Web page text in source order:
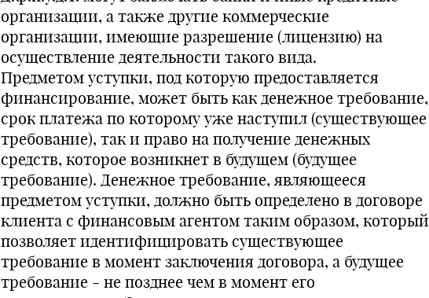
организации, а также другие коммерческие
организации, имеющие разрешение (лицензию) на
осуществление деятельности такого вида.
Предметом уступки, под которую предоставляется
финансирование, может быть как денежное требование,
срок платежа по которому уже наступил (существующее
требование), так и право на получение денежных
средств, которое возникнет в будущем (будущее
требование). Денежное требование, являющееся
предметом уступки, должно быть определено в договоре
клиента с финансовым агентом таким образом, который
позволяет идентифицировать существующее
требование в момент заключения договора, а будущее
требование - не позднее чем в момент его